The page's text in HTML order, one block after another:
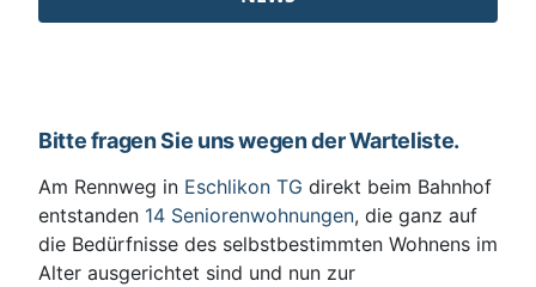
Bitte fragen Sie uns wegen der Warteliste.
Am Rennweg in Eschlikon TG direkt beim Bahnhof
entstanden 14 Seniorenwohnungen, die ganz auf
die Bedürfnisse des selbstbestimmten Wohnens im
Alter ausgerichtet sind und nun zur